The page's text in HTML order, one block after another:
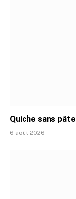
Quiche sans
6 août 2026